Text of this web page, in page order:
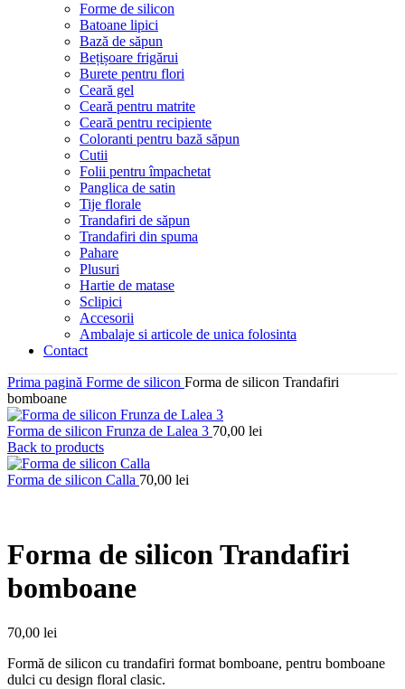
Forme de silicon
Batoane lipici
Bază de săpun
Bețișoare frigărui
Burete pentru flori
Ceară gel
Ceară pentru matrite
Ceară pentru recipiente
Coloranti pentru bază săpun
Cutii
Folii pentru împachetat
Panglica de satin
Tije florale
Trandafiri de săpun
Trandafiri din spuma
Pahare
Plusuri
Hartie de matase
Sclipici
Accesorii
Ambalaje si articole de unica folosinta
Contact
Prima pagină Forme de silicon Forma de silicon Trandafiri
bomboane
Forma de silicon Frunza de Lalea 3 70,00 lei
Back to products
Forma de silicon Calla 70,00 lei
Forma de silicon Trandafiri
bomboane
70,00 lei
Formă de silicon cu trandafiri format bomboane, pentru bomboane
dulci cu design floral clasic.